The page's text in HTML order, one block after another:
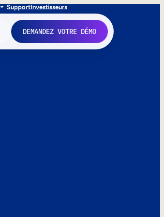
SupportInvestisseurs
DEMANDEZ VOTRE DÉMO